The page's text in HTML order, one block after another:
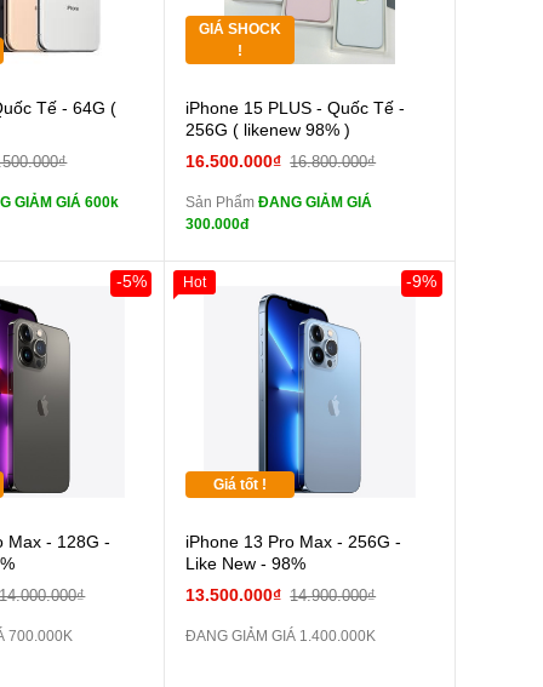
Cường lực 10D full
tai nghe iPhone 6S
Pin dự phòng và
Tế - 64G (
GIẢM GIÁ 600k
GIÁ SHOCK
!
Cường lực 10D full
màn
tai nghe iPhone 6S
Pin dự phòng và
các Phụ Kiện Khác
iPhone 15 PLUS - Quốc Tế -
256G ( likenew 98% )
16.500.000₫ 16.800.000₫
Sản PhẩmĐANG GIẢM GIÁ
300.000đ
Max - 128G -
14.000.000₫
-5%
700.000K
Giá tốt !
iPhone 13 Pro Max - 256G -
Like New - 98%
13.500.000₫ 14.900.000₫
-9%
ĐANG GIẢM GIÁ 1.400.000K
Hot